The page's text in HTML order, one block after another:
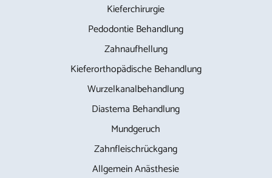
Kieferchirurgie
Pedodontie Behandlung
Zahnaufhellung
Kieferorthopädische Behandlung
Wurzelkanalbehandlung
Diastema Behandlung
Mundgeruch
Zahnfleischrückgang
Allgemein Anästhesie